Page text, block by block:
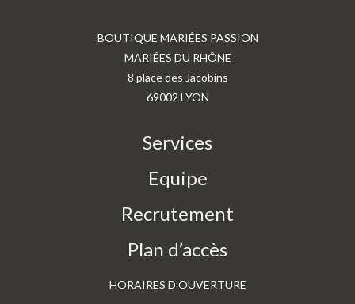
BOUTIQUE MARIÉES PASSION
MARIÉES DU RHÔNE
8 place des Jacobins
69002 LYON
Services
Equipe
Recrutement
Plan d’accès
HORAIRES D’OUVERTURE